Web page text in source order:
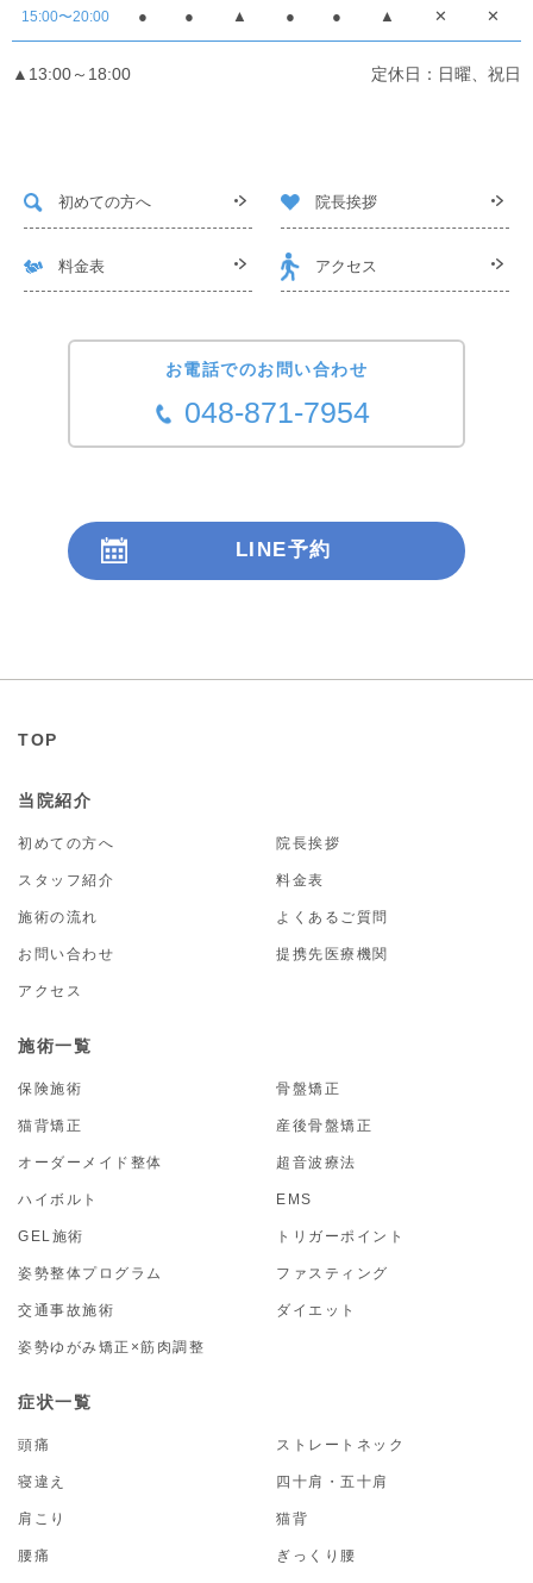
初めての方へ 院長挨拶
料金表 アクセス
15:00〜20:00 ● ● ▲ ● ● ▲ ✕ ✕
▲13:00～18:00 定休日：日曜、祝日
お電話でのお問い合わせ
048-871-7954
LINE予約
TOP
当院紹介
初めての方へ 院長挨拶
スタッフ紹介 料金表
施術の流れ よくあるご質問
お問い合わせ 提携先医療機関
アクセス
施術一覧
保険施術 骨盤矯正
猫背矯正 産後骨盤矯正
オーダーメイド整体 超音波療法
ハイボルト EMS
GEL施術 トリガーポイント
姿勢整体プログラム ファスティング
交通事故施術 ダイエット
姿勢ゆがみ矯正×筋肉調整
症状一覧
頭痛 ストレートネック
寝違え 四十肩・五十肩
肩こり 猫背
腰痛 ぎっくり腰